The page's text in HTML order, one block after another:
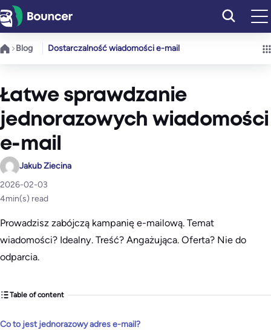
Przejdź
do
treści
Blog Dostarczalność wiadomości e-mail
Łatwe sprawdzanie
jednorazowych wiadomości
e-mail
Jakub Ziecina
2026-02-03
4min(s) read
Prowadzisz zabójczą kampanię e-mailową. Temat
wiadomości? Idealny. Treść? Angażująca. Oferta? Nie do
odparcia.
Table of content
Co to jest jednorazowy adres e-mail?